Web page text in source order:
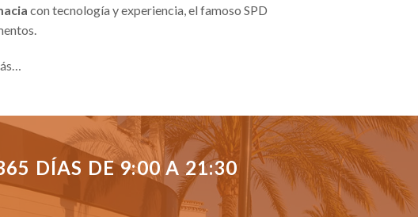
con tecnología y experiencia, el famoso SPD
DÍAS DE 9:00 A 21:30